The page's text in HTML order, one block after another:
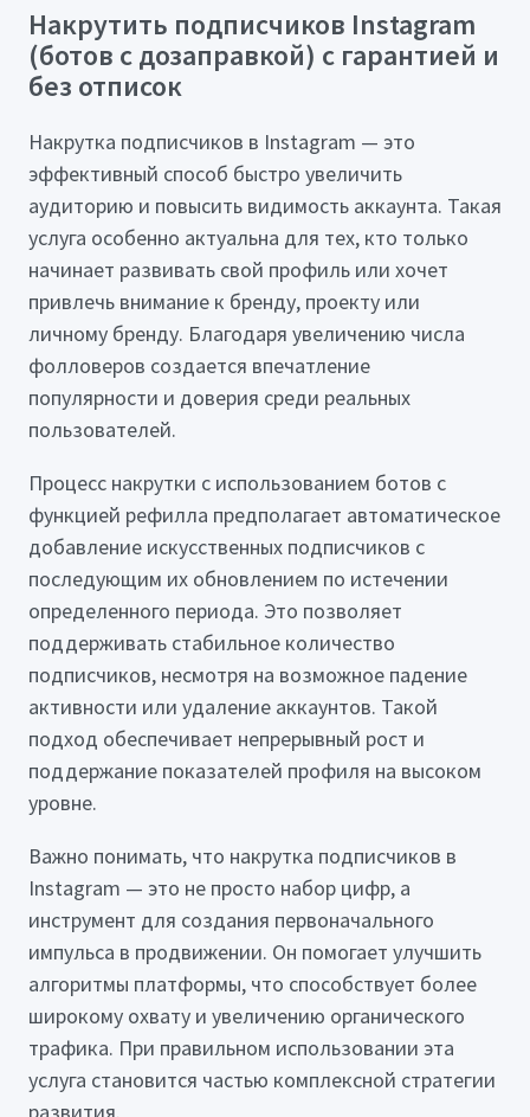
Накрутить подписчиков Instagram
(ботов с дозаправкой) с гарантией и
без отписок
Накрутка подписчиков в Instagram — это
эффективный способ быстро увеличить
аудиторию и повысить видимость аккаунта. Такая
услуга особенно актуальна для тех, кто только
начинает развивать свой профиль или хочет
привлечь внимание к бренду, проекту или
личному бренду. Благодаря увеличению числа
фолловеров создается впечатление
популярности и доверия среди реальных
пользователей.
Процесс накрутки с использованием ботов с
функцией рефилла предполагает автоматическое
добавление искусственных подписчиков с
последующим их обновлением по истечении
определенного периода. Это позволяет
поддерживать стабильное количество
подписчиков, несмотря на возможное падение
активности или удаление аккаунтов. Такой
подход обеспечивает непрерывный рост и
поддержание показателей профиля на высоком
уровне.
Важно понимать, что накрутка подписчиков в
Instagram — это не просто набор цифр, а
инструмент для создания первоначального
импульса в продвижении. Он помогает улучшить
алгоритмы платформы, что способствует более
широкому охвату и увеличению органического
трафика. При правильном использовании эта
услуга становится частью комплексной стратегии